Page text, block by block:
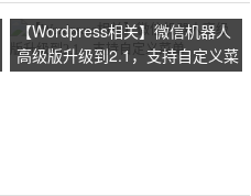
【Wordpress相关】微信机器人
高级版升级到2.1，支持自定义菜
单